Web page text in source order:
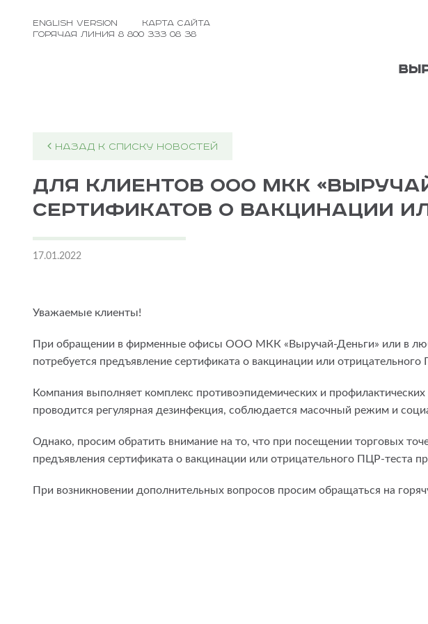
english version
карта сайта
Горячая линия 8 800 333 08 38
Выручай Деньги
НАЗАД К СПИСКУ НОВОСТЕЙ
Для клиентов ООО МКК
сертификатов о вакцинации
17.01.2022
Уважаемые клиенты!
При обращении в фирменные офисы ООО МКК «Выручай-Деньги» или в
потребуется предъявление сертификата о вакцинации или отрицательного
Компания выполняет комплекс противоэпидемических и
проводится регулярная дезинфекция, соблюдается масочный режим и
Однако, просим обратить внимание на то, что при посещении торговых
предъявления сертификата о вакцинации или отрицательного ПЦР-теста
При возникновении дополнительных вопросов просим обращаться на